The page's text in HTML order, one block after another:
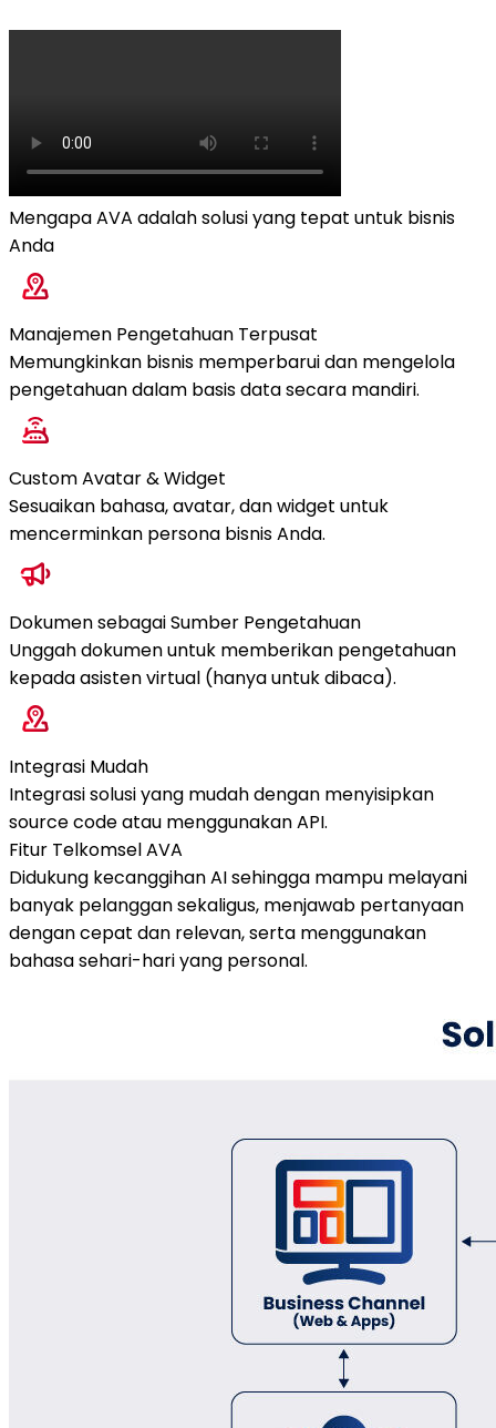
Mengapa AVA adalah solusi yang tepat untuk bisnis
Anda
Manajemen Pengetahuan Terpusat
Memungkinkan bisnis memperbarui dan mengelola
pengetahuan dalam basis data secara mandiri.
Custom Avatar & Widget
Sesuaikan bahasa, avatar, dan widget untuk
mencerminkan persona bisnis Anda.
Dokumen sebagai Sumber Pengetahuan
Unggah dokumen untuk memberikan pengetahuan
kepada asisten virtual (hanya untuk dibaca).
Integrasi Mudah
Integrasi solusi yang mudah dengan menyisipkan
source code atau menggunakan API.
Fitur Telkomsel AVA
Didukung kecanggihan AI sehingga mampu melayani
banyak pelanggan sekaligus, menjawab pertanyaan
dengan cepat dan relevan, serta menggunakan
bahasa sehari-hari yang personal.